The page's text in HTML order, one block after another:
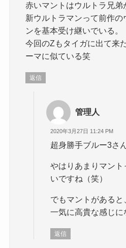
赤いマントはウルトラ兄
新ウルトラマンって前作の
ンを基本受け継いでいる。
今回のZもタイガに出て来
ーマに似ている笑
返信
管理人
2020年3月27日 11:24 PM
超身勝手ブルー3さん
やはりあまりマン
いですね（笑）
でもマントがあると
一気に高貴な感じに
返信